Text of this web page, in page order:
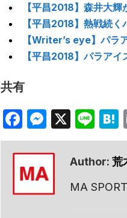
【平昌2018】森井大
【平昌2018】熱戦続
【Writer’s eye】パラ
【平昌2018】パラア
共有
Facebook
X
Author: 荒
MA